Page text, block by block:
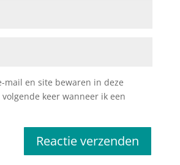
mail en site bewaren in deze
keer wanneer ik een